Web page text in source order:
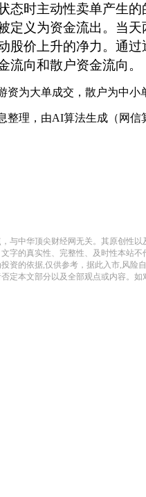
态时主动性卖单产生
定义为资金流出。当
股价上升的净力。通
流向和散户资金流向。
资为大单成交，散户为中小
整理，由AI算法生成（网信